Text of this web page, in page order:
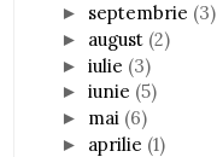
► septembrie (3)
► august (2)
►iulie (3)
►iunie (5)
► mai (6)
► aprilie (1)